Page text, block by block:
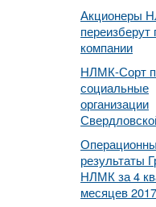
Акционеры
переизберут
компании
НЛМК-Сорт
социальные
организации
результаты
НЛМК за 4
месяцев